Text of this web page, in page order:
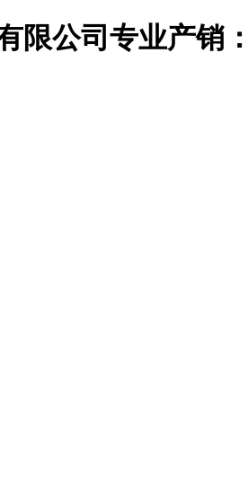
限公司专业产销：